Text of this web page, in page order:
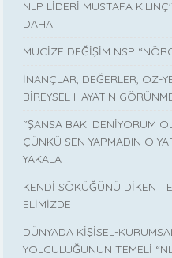
NLP LİDERİ MUSTAFA
DAHA
MUCİZE DEĞİŞİM NSP
İNANÇLAR, DEĞERLER, ÖZ-
BİREYSEL HAYATIN
“ŞANSA BAK! DENİYORUM
ÇÜNKÜ SEN YAPMADIN O
YAKALA
KENDİ SÖKÜĞÜNÜ DİKEN
ELİMİZDE
DÜNYADA KİŞİSEL-
YOLCULUĞUNUN TEMELİ